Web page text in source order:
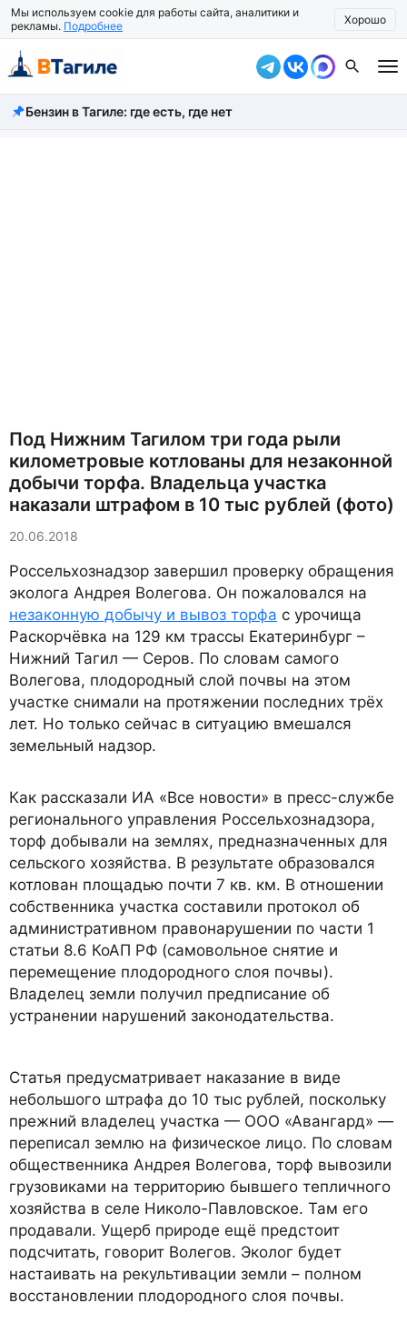
Мы используем cookie для работы сайта, аналитики и
рекламы. Подробнее Хорошо
Все новости
Бензин в Тагиле: где есть, где нет
Под Нижним Тагилом три года рыли
километровые котлованы для незаконной
добычи торфа. Владельца участка
наказали штрафом в 10 тыс рублей (фото)
20.06.2018
Россельхознадзор завершил проверку обращения
эколога Андрея Волегова. Он пожаловался на
незаконную добычу и вывоз торфа с урочища
Раскорчёвка на 129 км трассы Екатеринбург –
Нижний Тагил — Серов. По словам самого
Волегова, плодородный слой почвы на этом
участке снимали на протяжении последних трёх
лет. Но только сейчас в ситуацию вмешался
земельный надзор.
Как рассказали ИА «Все новости» в пресс-службе
регионального управления Россельхознадзора,
торф добывали на землях, предназначенных для
сельского хозяйства. В результате образовался
котлован площадью почти 7 кв. км. В отношении
собственника участка составили протокол об
административном правонарушении по части 1
статьи 8.6 КоАП РФ (самовольное снятие и
перемещение плодородного слоя почвы).
Владелец земли получил предписание об
устранении нарушений законодательства.
Статья предусматривает наказание в виде
небольшого штрафа до 10 тыс рублей, поскольку
прежний владелец участка — ООО «Авангард» —
переписал землю на физическое лицо. По словам
общественника Андрея Волегова, торф вывозили
грузовиками на территорию бывшего тепличного
хозяйства в селе Николо-Павловское. Там его
продавали. Ущерб природе ещё предстоит
подсчитать, говорит Волегов. Эколог будет
настаивать на рекультивации земли – полном
восстановлении плодородного слоя почвы.